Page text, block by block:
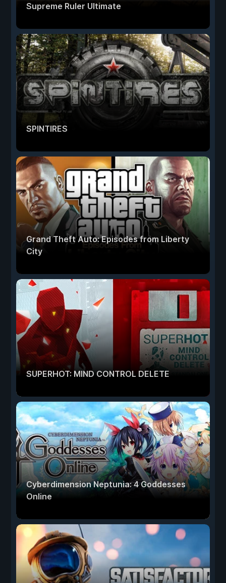
Supreme Ruler Ultimate
SPINTIRES
Grand Theft Auto: Episodes from Liberty
City
SUPERHOT: MIND CONTROL DELETE
Cyberdimension Neptunia: 4 Goddesses
Online